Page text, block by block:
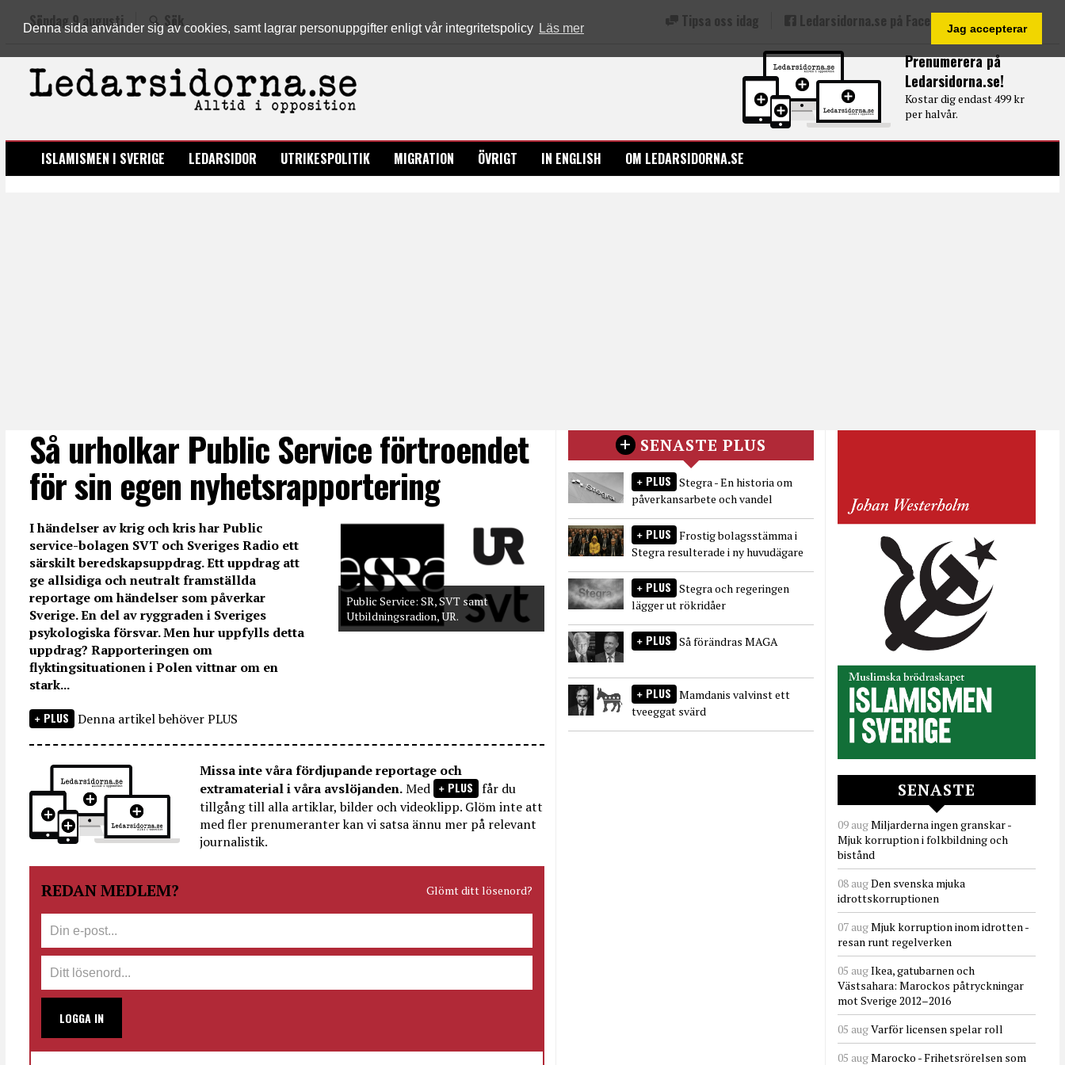
Denna sida använder sig av cookies, samt lagrar personuppgifter enligt vår integritetspolicy Läs mer Jag accepterar
Prenumerera på
Ledarsidorna.se!
Kostar dig endast 499 kr
per halvår.
Söndag 9 augusti Sök Tipsa oss idag Ledarsidorna.se på Facebook
LEDARSIDORNA.SE
ISLAMISMEN I SVERIGE LEDARSIDOR UTRIKESPOLITIK MIGRATION ÖVRIGT IN ENGLISH OM LEDARSIDORNA.SE
Så urholkar Public Service förtroendet
för sin egen nyhetsrapportering
Public Service: SR, SVT samt
Utbildningsradion, UR.
I händelser av krig och kris har Public
service-bolagen SVT och Sveriges Radio ett
särskilt beredskapsuppdrag. Ett uppdrag att
ge allsidiga och neutralt framställda
reportage om händelser som påverkar
Sverige. En del av ryggraden i Sveriges
psykologiska försvar. Men hur uppfylls detta
uppdrag? Rapporteringen om
flyktingsituationen i Polen vittnar om en
stark...
PLUS Denna artikel behöver PLUS
Missa inte våra fördjupande reportage och
extramaterial i våra avslöjanden.Med PLUS får du
tillgång till alla artiklar, bilder och videoklipp. Glöm inte att
med fler prenumeranter kan vi satsa ännu mer på relevant
journalistik.
REDAN MEDLEM? Glömt ditt lösenord?
LOGGA IN
SENASTE PLUS
PLUS Stegra - En historia om
påverkansarbete och vandel
PLUS Frostig bolagsstämma i
Stegra resulterade i ny huvudägare
PLUS Stegra och regeringen
lägger ut rökridåer
PLUS Så förändras MAGA
PLUS Mamdanis valvinst ett
tveeggat svärd
SENASTE
09 augMiljarderna ingen granskar -
Mjuk korruption i folkbildning och
bistånd
08 augDen svenska mjuka
idrottskorruptionen
07 augMjuk korruption inom idrotten -
resan runt regelverken
05 augIkea, gatubarnen och
Västsahara: Marockos påtryckningar
mot Sverige 2012–2016
05 augVarför licensen spelar roll
05 augMarocko - Frihetsrörelsen som